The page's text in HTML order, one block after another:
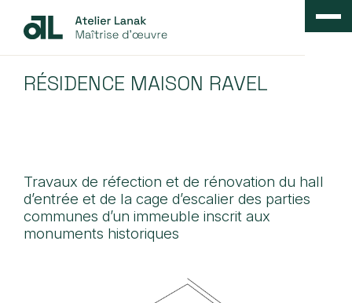
RÉSIDENCE MAISON RAVEL
Travaux de réfection et de rénovation du hall
d’entrée et de la cage d’escalier des parties
communes d’un immeuble inscrit aux
monuments historiques